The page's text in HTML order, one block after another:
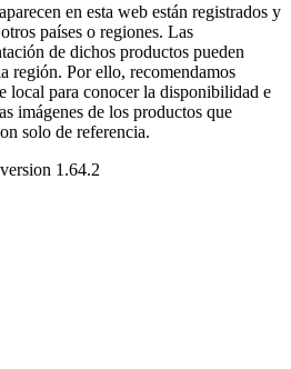
en esta web están registrados y
países o regiones. Las
de dichos productos pueden
región. Por ello, recomendamos
local para conocer la disponibilidad e
imágenes de los productos que
solo de referencia.
1.64.2